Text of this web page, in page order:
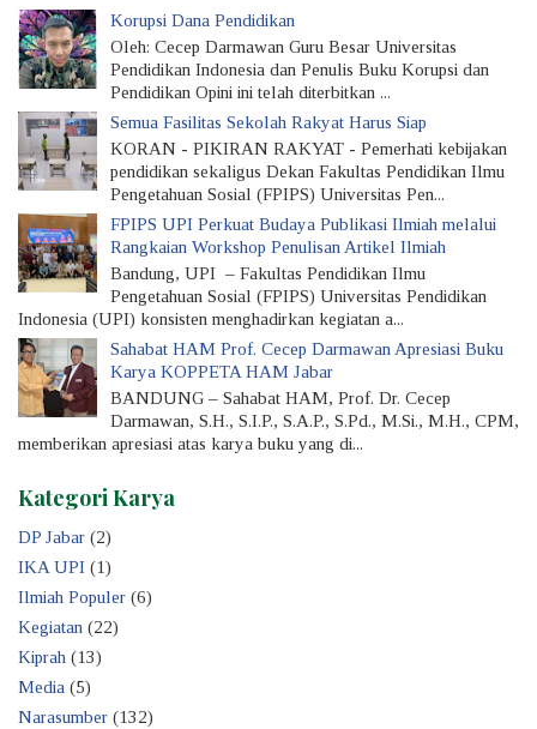
Korupsi Dana Pendidikan
Oleh: Cecep Darmawan Guru Besar Universitas
Pendidikan Indonesia dan Penulis Buku Korupsi dan
Pendidikan Opini ini telah diterbitkan ...
Semua Fasilitas Sekolah Rakyat Harus Siap
KORAN - PIKIRAN RAKYAT - Pemerhati kebijakan
pendidikan sekaligus Dekan Fakultas Pendidik­an Ilmu
Pengetahuan Sosial (FPIPS) Universitas Pen...
FPIPS UPI Perkuat Budaya Publikasi Ilmiah melalui
Rangkaian Workshop Penulisan Artikel Ilmiah
Bandung, UPI – Fakultas Pendidikan Ilmu
Pengetahuan Sosial (FPIPS) Universitas Pendidikan
Indonesia (UPI) konsisten menghadirkan kegiatan a...
Sahabat HAM Prof. Cecep Darmawan Apresiasi Buku
Karya KOPPETA HAM Jabar
BANDUNG – Sahabat HAM, Prof. Dr. Cecep
Darmawan, S.H., S.I.P., S.A.P., S.Pd., M.Si., M.H., CPM,
memberikan apresiasi atas karya buku yang di...
Kategori Karya
DP Jabar (2)
IKA UPI (1)
Ilmiah Populer (6)
Kegiatan (22)
Kiprah (13)
Media (5)
Narasumber (132)